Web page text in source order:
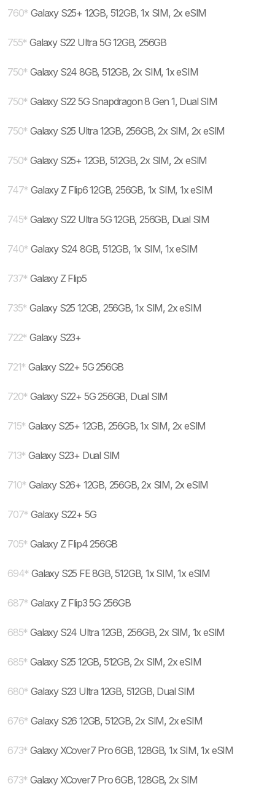
760* Galaxy S25+ 12GB, 512GB, 1x SIM, 2x eSIM
755* Galaxy S22 Ultra 5G 12GB, 256GB
750* Galaxy S24 8GB, 512GB, 2x SIM, 1x eSIM
750* Galaxy S22 5G Snapdragon 8 Gen 1, Dual SIM
750* Galaxy S25 Ultra 12GB, 256GB, 2x SIM, 2x eSIM
750* Galaxy S25+ 12GB, 512GB, 2x SIM, 2x eSIM
747* Galaxy Z Flip6 12GB, 256GB, 1x SIM, 1x eSIM
745* Galaxy S22 Ultra 5G 12GB, 256GB, Dual SIM
740* Galaxy S24 8GB, 512GB, 1x SIM, 1x eSIM
737* Galaxy Z Flip5
735* Galaxy S25 12GB, 256GB, 1x SIM, 2x eSIM
722* Galaxy S23+
721* Galaxy S22+ 5G 256GB
720* Galaxy S22+ 5G 256GB, Dual SIM
715* Galaxy S25+ 12GB, 256GB, 1x SIM, 2x eSIM
713* Galaxy S23+ Dual SIM
710* Galaxy S26+ 12GB, 256GB, 2x SIM, 2x eSIM
707* Galaxy S22+ 5G
705* Galaxy Z Flip4 256GB
694* Galaxy S25 FE 8GB, 512GB, 1x SIM, 1x eSIM
687* Galaxy Z Flip3 5G 256GB
685* Galaxy S24 Ultra 12GB, 256GB, 2x SIM, 1x eSIM
685* Galaxy S25 12GB, 512GB, 2x SIM, 2x eSIM
680* Galaxy S23 Ultra 12GB, 512GB, Dual SIM
676* Galaxy S26 12GB, 512GB, 2x SIM, 2x eSIM
673* Galaxy XCover7 Pro 6GB, 128GB, 1x SIM, 1x eSIM
673* Galaxy XCover7 Pro 6GB, 128GB, 2x SIM